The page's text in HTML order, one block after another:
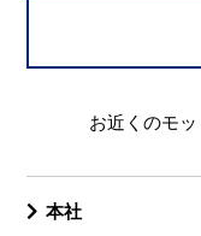
お近くのモ
本社